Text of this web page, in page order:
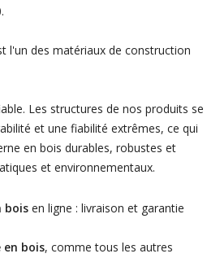
l'un des matériaux de construction
Les structures de nos produits se
et une fiabilité extrêmes, ce qui
en bois durables, robustes et
et environnementaux.
boisen ligne : livraison et garantie
en bois, comme tous les autres